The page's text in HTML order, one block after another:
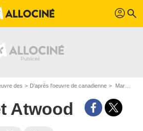
profil search
des D'après l'oeuvre de canadienne Margaret Atwood
Atwood